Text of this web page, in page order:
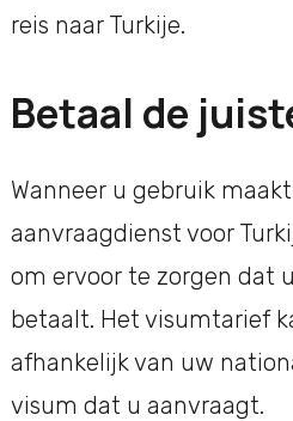
reis naar Turkije.
Betaal de
Wanneer u gebruik
aanvraagdienst voor
om ervoor te zorgen dat
betaalt. Het visumtarief
afhankelijk van uw
visum dat u aanvraagt.